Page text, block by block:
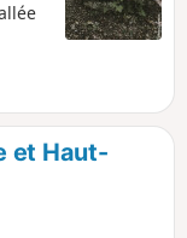
et Haut-